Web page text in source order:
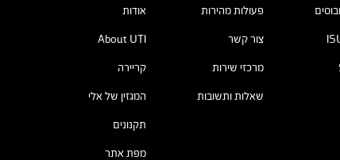
פעולות מהירות
צור קשר
מרכזי שירות
שאלות ותשובות
אודות
About UTI
קריירה
המגזין של אלי
תקנונים
מפת אתר